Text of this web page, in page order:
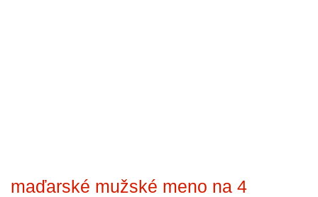
maďarské mužské meno na 4